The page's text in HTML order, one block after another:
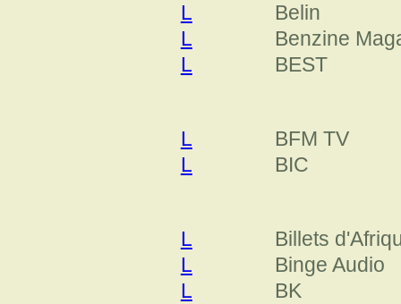
L
Belin
L
Benzine
L
BEST
L
BFM TV
L
BIC
L
Billets
L
Binge Audio
L
BK